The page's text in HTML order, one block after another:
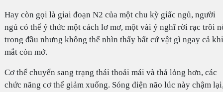
Hay còn gọi là giai đoạn N2 của một chu kỳ giấc ngủ, người
ngủ có thể ý thức một cách lơ mơ, một vài ý nghĩ rời rạc trôi
trong đầu nhưng không thể nhìn thấy bất cứ vật gì ngay cả khi
mắt còn mở.
Cơ thể chuyển sang trạng thái thoải mái và thả lỏng hơn, các
chức năng cơ thể giảm xuống. Sóng điện não lúc này chậm